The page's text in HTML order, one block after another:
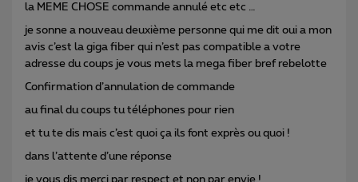
la MEME CHOSE commande annulé etc etc …
je sonne a nouveau deuxième personne qui me dit oui a mon
avis c’est la giga fiber qui n’est pas compatible a votre
adresse du coups je vous mets la mega fiber bref rebelotte
Confirmation d’annulation de commande
au final du coups tu téléphones pour rien
et tu te dis mais c’est quoi ça ils font exprès ou quoi !
dans l’attente d’une réponse
je vous dis merci par respect et non par envie !